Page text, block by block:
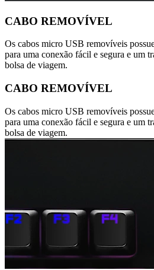
CABO REMOVÍVEL
Os cabos micro USB removíveis
para uma conexão fácil e segura e um
bolsa de viagem.
CABO REMOVÍVEL
Os cabos micro USB removíveis
para uma conexão fácil e segura e um
bolsa de viagem.